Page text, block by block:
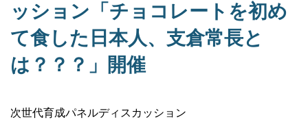
ッション「チョコレートを初め
て食した日本人、支倉常長と
は？？？」開催
次世代育成パネルディスカッション